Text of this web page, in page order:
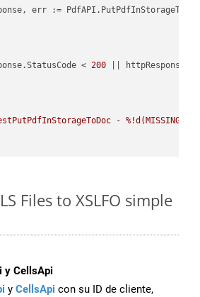
< 200 ||
- %!d(MISSING)\n"
Files to XSLFO simple
y CellsApi
y CellsApi con su ID de cliente,